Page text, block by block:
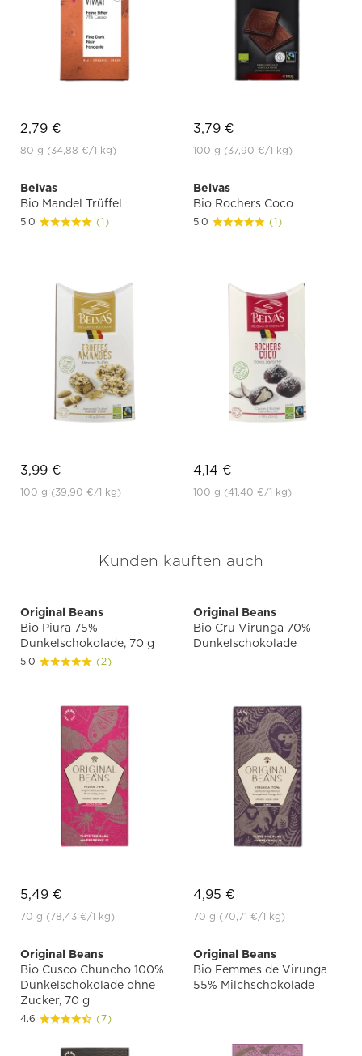
2,79 €
80 g (34,88 €/1 kg)
3,79 €
100 g (37,90 €/1 kg)
Belvas
Bio Mandel Trüffel
5.0 (1)
3,99 €
100 g (39,90 €/1 kg)
Belvas
Bio Rochers Coco
5.0 (1)
4,14 €
100 g (41,40 €/1 kg)
Kunden kauften auch
Original Beans
Bio Piura 75%
Dunkelschokolade, 70 g
5.0 (2)
5,49 €
70 g (78,43 €/1 kg)
Original Beans
Bio Cru Virunga 70%
Dunkelschokolade
4,95 €
70 g (70,71 €/1 kg)
Original Beans
Bio Cusco Chuncho 100%
Dunkelschokolade ohne
Zucker, 70 g
4.6 (7)
Original Beans
Bio Femmes de Virunga
55% Milchschokolade